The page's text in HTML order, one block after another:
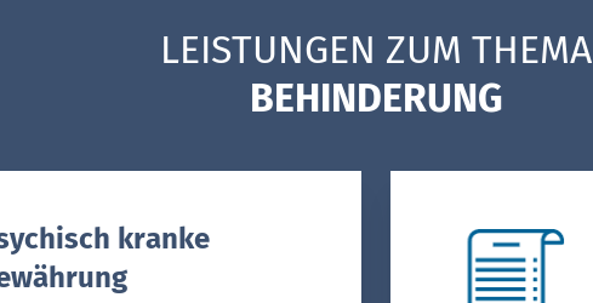
LEISTUNGEN ZUM THEMA
BEHINDERUNG
kranke